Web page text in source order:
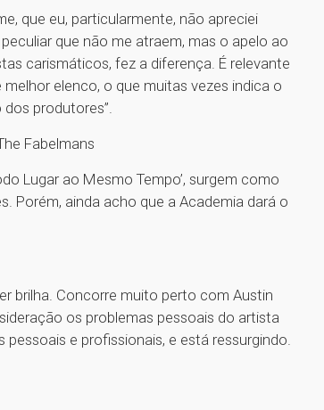
que eu, particularmente, não apreciei
que não me atraem, mas o apelo ao
carismáticos, fez a diferença. É relevante
elenco, o que muitas vezes indica o
produtores”.
Fabelmans
Lugar ao Mesmo Tempo’, surgem como
Porém, ainda acho que a Academia dará o
brilha. Concorre muito perto com Austin
os problemas pessoais do artista
e profissionais, e está ressurgindo.